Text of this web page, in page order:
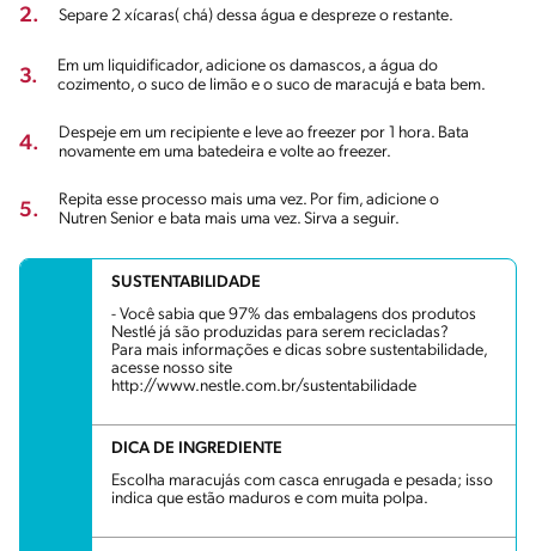
2. Separe 2 xícaras( chá) dessa água e despreze o restante.
3.
Em um liquidificador, adicione os damascos, a água do
cozimento, o suco de limão e o suco de maracujá e bata bem.
4.
Despeje em um recipiente e leve ao freezer por 1 hora. Bata
novamente em uma batedeira e volte ao freezer.
5.
Repita esse processo mais uma vez. Por fim, adicione o
Nutren Senior e bata mais uma vez. Sirva a seguir.
SUSTENTABILIDADE
- Você sabia que 97% das embalagens dos produtos
Nestlé já são produzidas para serem recicladas?
Para mais informações e dicas sobre sustentabilidade,
acesse nosso site
http://www.nestle.com.br/sustentabilidade
DICA DE INGREDIENTE
Escolha maracujás com casca enrugada e pesada; isso
indica que estão maduros e com muita polpa.